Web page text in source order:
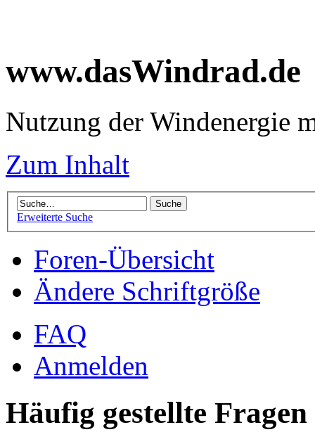
www.dasWindrad.de
Nutzung der Windenergie
Zum Inhalt
Erweiterte Suche
Foren-Übersicht
Ändere Schriftgröße
FAQ
Anmelden
Häufig gestellte Fragen